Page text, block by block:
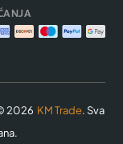
2026 KM Trade. Sva